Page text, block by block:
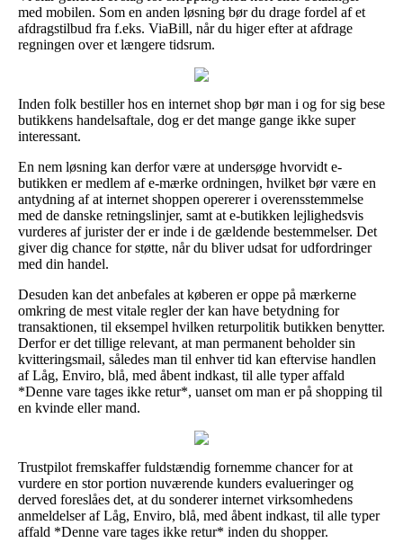
med mobilen. Som en anden løsning bør du drage fordel af et
afdragstilbud fra f.eks. ViaBill, når du higer efter at afdrage
regningen over et længere tidsrum.
Inden folk bestiller hos en internet shop bør man i og for sig bese
butikkens handelsaftale, dog er det mange gange ikke super
interessant.
En nem løsning kan derfor være at undersøge hvorvidt e-
butikken er medlem af e-mærke ordningen, hvilket bør være en
antydning af at internet shoppen opererer i overensstemmelse
med de danske retningslinjer, samt at e-butikken lejlighedsvis
vurderes af jurister der er inde i de gældende bestemmelser. Det
giver dig chance for støtte, når du bliver udsat for udfordringer
med din handel.
Desuden kan det anbefales at køberen er oppe på mærkerne
omkring de mest vitale regler der kan have betydning for
transaktionen, til eksempel hvilken returpolitik butikken benytter.
Derfor er det tillige relevant, at man permanent beholder sin
kvitteringsmail, således man til enhver tid kan eftervise handlen
af Låg, Enviro, blå, med åbent indkast, til alle typer affald
*Denne vare tages ikke retur*, uanset om man er på shopping til
en kvinde eller mand.
Trustpilot fremskaffer fuldstændig fornemme chancer for at
vurdere en stor portion nuværende kunders evalueringer og
derved foreslåes det, at du sonderer internet virksomhedens
anmeldelser af Låg, Enviro, blå, med åbent indkast, til alle typer
affald *Denne vare tages ikke retur* inden du shopper.